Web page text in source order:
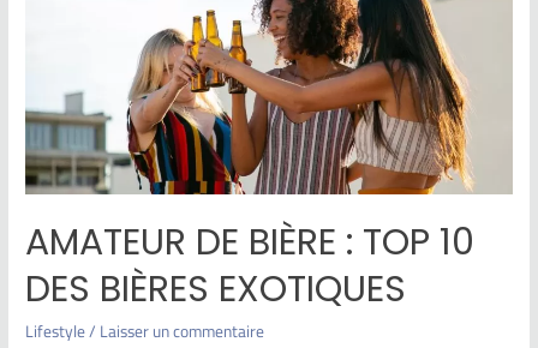
AMATEUR DE BIÈRE : TOP 10
DES BIÈRES EXOTIQUES
Lifestyle/Laisser un commentaire